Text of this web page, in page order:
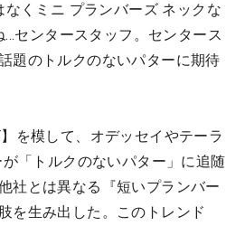
なくミニ プランバーズ ネックな
センタースタッフ。センタース
題のトルクのないパターに期待
を模して、オデッセイやテーラ
「トルクのないパター」に追随
社とは異なる『短いプランバー
を生み出した。このトレンド